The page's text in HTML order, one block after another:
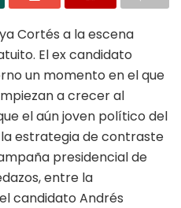
Cortés a la escena
El ex candidato
un momento en el que
a crecer al
el aún joven político del
estrategia de contraste
presidencial de
entre la
candidato Andrés